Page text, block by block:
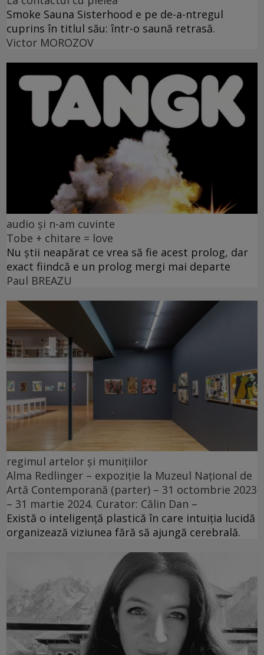
Smoke Sauna Sisterhood e pe de-a-ntregul
cuprins în titlul său: într-o saună retrasă.
Victor MOROZOV
audio și n-am cuvinte
Tobe + chitare = love
Nu știi neapărat ce vrea să fie acest prolog, dar
exact fiindcă e un prolog mergi mai departe
Paul BREAZU
regimul artelor și munițiilor
Alma Redlinger – expoziție la Muzeul Național de
Artă Contemporană (parter) – 31 octombrie 2023
– 31 martie 2024. Curator: Călin Dan –
Există o inteligență plastică în care intuiția lucidă
organizează viziunea fără să ajungă cerebrală.